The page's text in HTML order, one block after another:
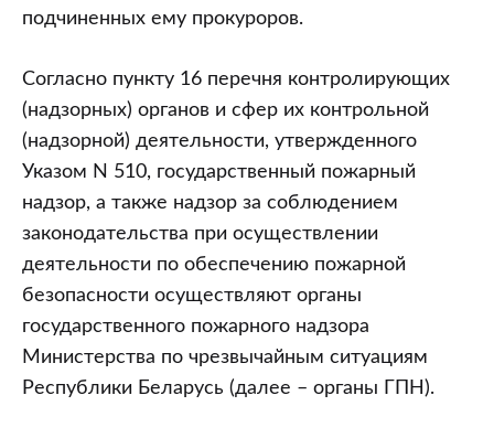
промышленной
безопасности
подчиненных ему прокуроров.
Согласно пункту 16 перечня контролирующих
(надзорных) органов и сфер их контрольной
(надзорной) деятельности, утвержденного
Указом N 510, государственный пожарный
надзор, а также надзор за соблюдением
законодательства при осуществлении
деятельности по обеспечению пожарной
безопасности осуществляют органы
государственного пожарного надзора
Министерства по чрезвычайным ситуациям
Республики Беларусь (далее – органы ГПН).